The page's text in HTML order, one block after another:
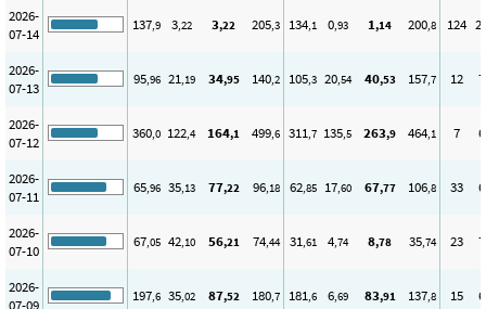
2026-
07-14
137,9 3,22 3,22 205,3 134,1 0,93 1,14 200,8 124
2026-
07-13
95,96 21,19 34,95 140,2 105,3 20,54 40,53 157,7 12 7
2026-
07-12
360,0 122,4 164,1 499,6 311,7 135,5 263,9 464,1 7 6
2026-
07-11
65,96 35,13 77,22 96,18 62,85 17,60 67,77 106,8 33 6
2026-
07-10
67,05 42,10 56,21 74,44 31,61 4,74 8,78 35,74 23 7
2026-
197,6 35,02 87,52 180,7 181,6 6,69 83,91 137,8 15 6